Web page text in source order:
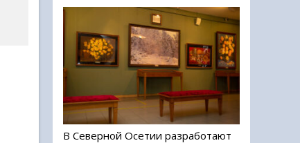
В Северной Осетии разработают